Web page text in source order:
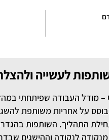
לעשייה
על אחריות משותפת
התהליך. השותפות
לנקודה וההישגים